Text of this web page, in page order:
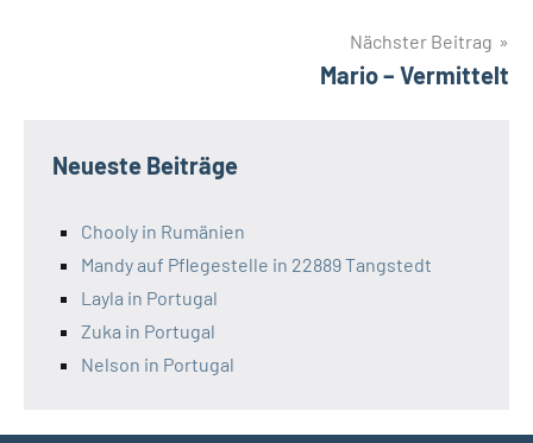
Nächster Beitrag
Mario – Vermittelt
Neueste Beiträge
Chooly in Rumänien
Mandy auf Pflegestelle in 22889 Tangstedt
Layla in Portugal
Zuka in Portugal
Nelson in Portugal